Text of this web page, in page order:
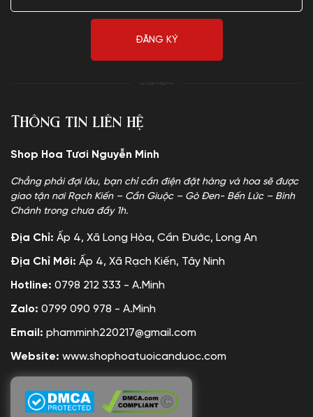
Thông tin liên hệ
Shop Hoa Tươi Nguyễn Minh
Chẳng phải đợi lâu, bạn chỉ cần điện đặt hàng và hoa sẽ được
giao tận nơi Rạch Kiến – Cần Giuộc – Gò Đen- Bến Lức – Bình
Chánh trong chưa đầy 1h.
Địa Chỉ: Ấp 4, Xã Long Hòa, Cần Đước, Long An
Địa Chỉ Mới: Ấp 4, Xã Rạch Kiến, Tây Ninh
Hotline: 0798 212 333 - A.Minh
Zalo: 0799 090 978 - A.Minh
Email: phamminh220217@gmail.com
Website: www.shophoatuoicanduoc.com